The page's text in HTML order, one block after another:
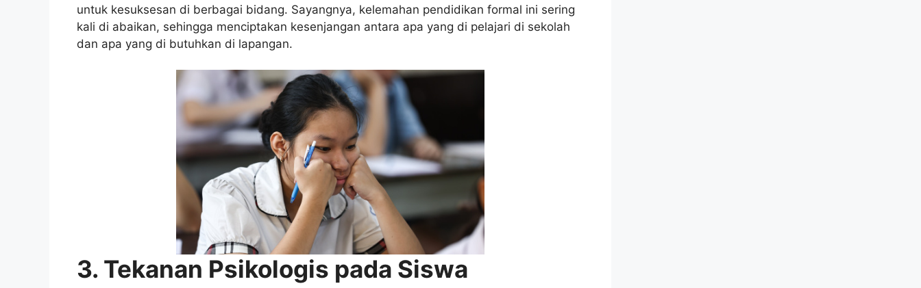
untuk kesuksesan di berbagai bidang. Sayangnya, kelemahan pendidikan formal ini sering
kali di abaikan, sehingga menciptakan kesenjangan antara apa yang di pelajari di sekolah
dan apa yang di butuhkan di lapangan.
3. Tekanan Psikologis pada Siswa